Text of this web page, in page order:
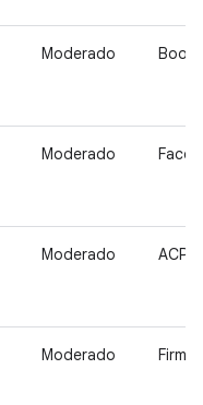
Moderado
Moderado
Moderado ACPM
Moderado